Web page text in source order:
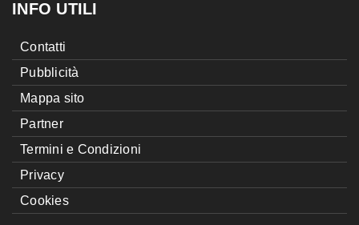
INFO UTILI
Contatti
Pubblicità
Mappa sito
Partner
Termini e Condizioni
Privacy
Cookies